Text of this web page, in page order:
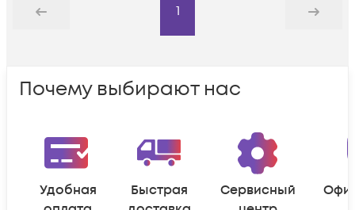
Назад
1
Дальше
Почему выбирают нас
Удобная
Быстрая
Сервисный